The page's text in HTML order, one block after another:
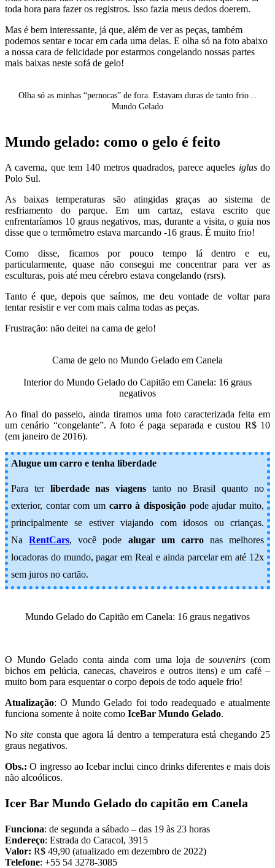
toda hora para fazer os registros. Isso fazia meus dedos doerem.
Mas é bem interessante, já que, além de ver as peças, também
podemos sentar e tocar em cada uma delas. E olha só na foto abaixo
a nossa cara de felicidade por estarmos congelando nossas partes
mais baixas neste sofá de gelo!
Olha só as minhas “pernocas” de fora. Estavam duras de tanto frio…
Mundo Gelado
Mundo gelado: como o gelo é feito
A caverna, que tem 140 metros quadrados, parece aqueles iglusdo
Polo Sul.
As baixas temperaturas são atingidas graças ao sistema de
resfriamento do parque. Em um cartaz, estava escrito que
enfrentaríamos 10 graus negativos, mas, durante a visita, o guia nos
disse que o termômetro estava marcando -16 graus. É muito frio!
Como disse, ficamos por pouco tempo lá dentro e eu,
particularmente, quase não consegui me concentrar para ver as
esculturas, pois até meu cérebro estava congelando (rsrs).
Tanto é que, depois que saímos, me deu vontade de voltar para
tentar resistir e ver com mais calma todas as peças.
Frustração: não deitei na cama de gelo!
Cama de gelo no Mundo Gelado em Canela
Interior do Mundo Gelado do Capitão em Canela: 16 graus
negativos
Ao final do passeio, ainda tiramos uma foto caracterizada feita em
um cenário “congelante”. A foto é paga separada e custou R$ 10
(em janeiro de 2016).
Alugue um carro e tenha liberdade
Para ter liberdade nas viagens tanto no Brasil quanto no
exterior, contar com um carro à disposição pode ajudar muito,
principalmente se estiver viajando com idosos ou crianças.
NaRentCars, você pode alugar um carronas melhores
locadoras do mundo, pagar em Real e ainda parcelar em até 12x
sem juros no cartão.
Mundo Gelado do Capitão em Canela: 16 graus negativos
O Mundo Gelado conta ainda com uma loja desouvenirs(com
bichos em pelúcia, canecas, chaveiros e outros itens) e um café –
muito bom para esquentar o corpo depois de todo aquele frio!
Atualização: O Mundo Gelado foi todo readequado e atualmente
funciona somente à noite como IceBar Mundo Gelado.
Nosite consta que agora lá dentro a temperatura está chegando 25
graus negativos.
Obs.: O ingresso ao Icebar inclui cinco drinks diferentes e mais dois
não alcoólicos.
Icer Bar Mundo Gelado do capitão em Canela
Funciona: de segunda a sábado – das 19 às 23 horas
Endereço: Estrada do Caracol, 3915
Valor: R$ 49,90 (atualizado em dezembro de 2022)
Telefone: +55 54 3278-3085